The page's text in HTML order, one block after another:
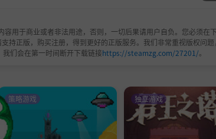
用于商业或者非法用途，否则，一切后果请用户自负。您必须在
持正版，购买注册，得到更好的正版服务。我们非常重视版权问
们会在第一时间断开下载链接https://steamzg.com/27201/。
策略游戏 独立游戏